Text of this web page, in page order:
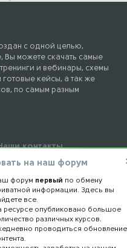
с одной целью,
Вы можете скачать самые
и вебинары, схемы
кейсы, а так же
по самым разным
контакты
Обратная связь
Конфиденциальность
Правообладателям
на наш форум
форум первый по обмену
информации. Здесь вы
все.
ресурсе опубликовано большое
различных курсов.
проводиться обновление